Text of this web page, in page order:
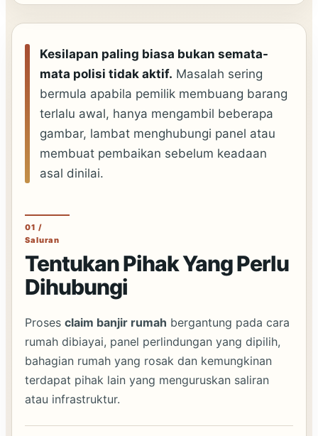
Kesilapan paling biasa bukan semata-
mata polisi tidak aktif. Masalah sering
bermula apabila pemilik membuang barang
terlalu awal, hanya mengambil beberapa
gambar, lambat menghubungi panel atau
membuat pembaikan sebelum keadaan
asal dinilai.
01 /
Saluran
Tentukan Pihak Yang Perlu
Dihubungi
Proses claim banjir rumah bergantung pada cara
rumah dibiayai, panel perlindungan yang dipilih,
bahagian rumah yang rosak dan kemungkinan
terdapat pihak lain yang menguruskan saliran
atau infrastruktur.